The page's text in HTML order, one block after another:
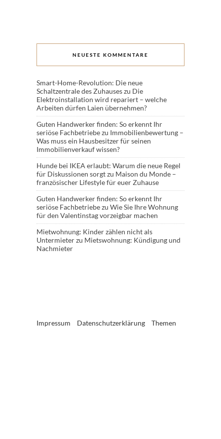
NEUESTE KOMMENTARE
Smart-Home-Revolution: Die neue
Schaltzentrale des Zuhauseszu Die
Elektroinstallation wird repariert – welche
Arbeiten dürfen Laien übernehmen?
Guten Handwerker finden: So erkennt Ihr
seriöse Fachbetriebezu Immobilienbewertung –
Was muss ein Hausbesitzer für seinen
Immobilienverkauf wissen?
Hunde bei IKEA erlaubt: Warum die neue Regel
für Diskussionen sorgtzu Maison du Monde –
französischer Lifestyle für euer Zuhause
Guten Handwerker finden: So erkennt Ihr
seriöse Fachbetriebezu Wie Sie Ihre Wohnung
für den Valentinstag vorzeigbar machen
Mietwohnung: Kinder zählen nicht als
Untermieterzu Mietswohnung: Kündigung und
Nachmieter
Impressum Datenschutzerklärung Themen